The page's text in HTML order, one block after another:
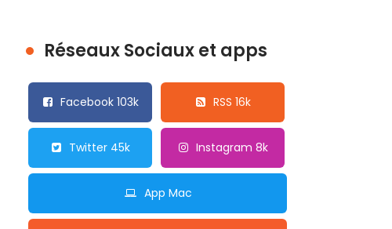
Réseaux Sociaux et apps
Facebook 103k RSS 16k
Twitter 45k Instagram 8k
App Mac